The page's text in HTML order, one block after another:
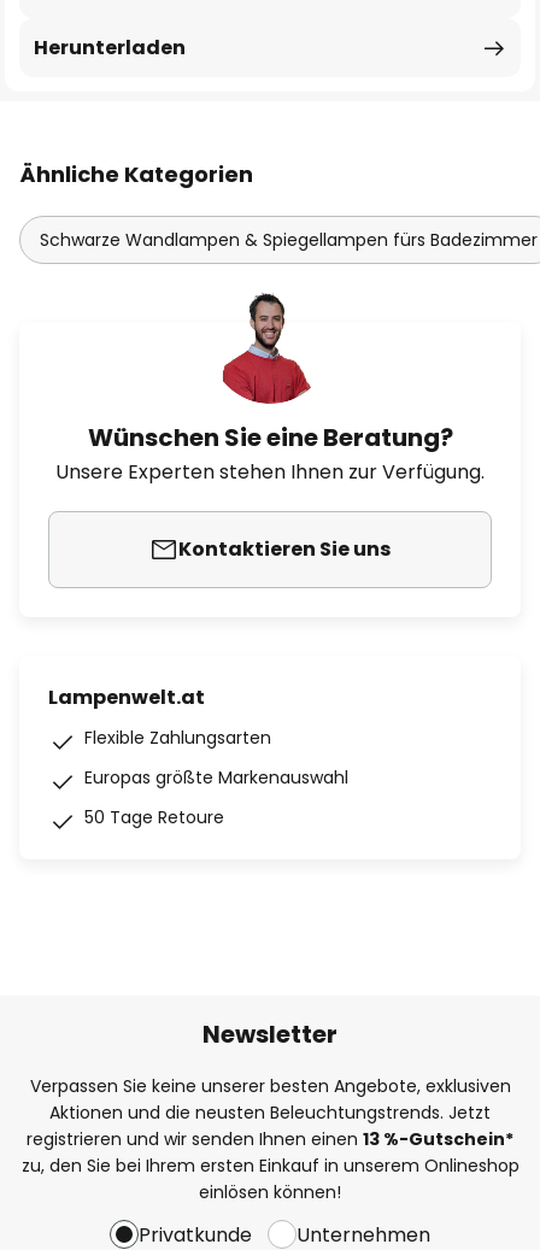
Herunterladen
Ähnliche Kategorien
Schwarze Wandlampen & Spiegellampen fürs Badezimmer
Wünschen Sie eine Beratung?
Unsere Experten stehen Ihnen zur Verfügung.
Kontaktieren Sie uns
Lampenwelt.at
Flexible Zahlungsarten
Europas größte Markenauswahl
50 Tage Retoure
Newsletter
Verpassen Sie keine unserer besten Angebote, exklusiven
Aktionen und die neusten Beleuchtungstrends. Jetzt
registrieren und wir senden Ihnen einen 13 %-Gutschein*
zu, den Sie bei Ihrem ersten Einkauf in unserem Onlineshop
einlösen können!
Privatkunde Unternehmen